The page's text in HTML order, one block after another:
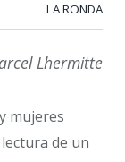
LA RONDA
Lhermitte
mujeres
de un